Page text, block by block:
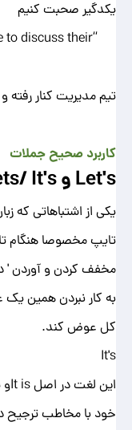
یکدگیر صحبت کنیم
to discuss their
تیم مدیریت کنار
کاربرد صحیح جملات
Let's و Lets/ It's و Its
یکی از اشتباهاتی که
تایپ مخصوصا هنگام
مخفف کردن و آوردن '
به کار نبردن همین یک
کل عوض کند.
It's
خود با مخاطب ترجیح